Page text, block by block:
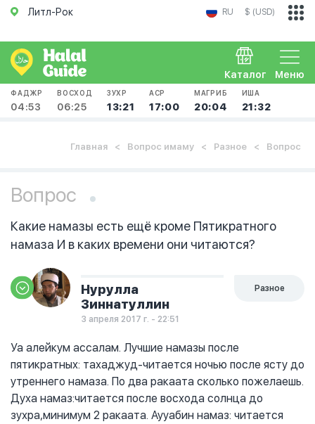
Литл-Рок RU $ (USD)
Меню
Каталог
ФАДЖР
04:53
ВОСХОД
06:25
ЗУХР
13:21
АСР
17:00
МАГРИБ
20:04
ИША
21:32
Главная Вопрос имаму Разное Вопрос
Вопрос
Какие намазы есть ещё кроме Пятикратного
намаза И в каких времени они читаются?
Нурулла
Зиннатуллин
3 апреля 2017 г. - 22:51
Разное
Уа алейкум ассалам. Лучшие намазы после
пятикратных: тахаджуд-читается ночью после ясту до
утреннего намаза. По два ракаата сколько пожелаешь.
Духа намаз:читается после восхода солнца до
зухра,минимум 2 ракаата. Аууабин намаз: читается